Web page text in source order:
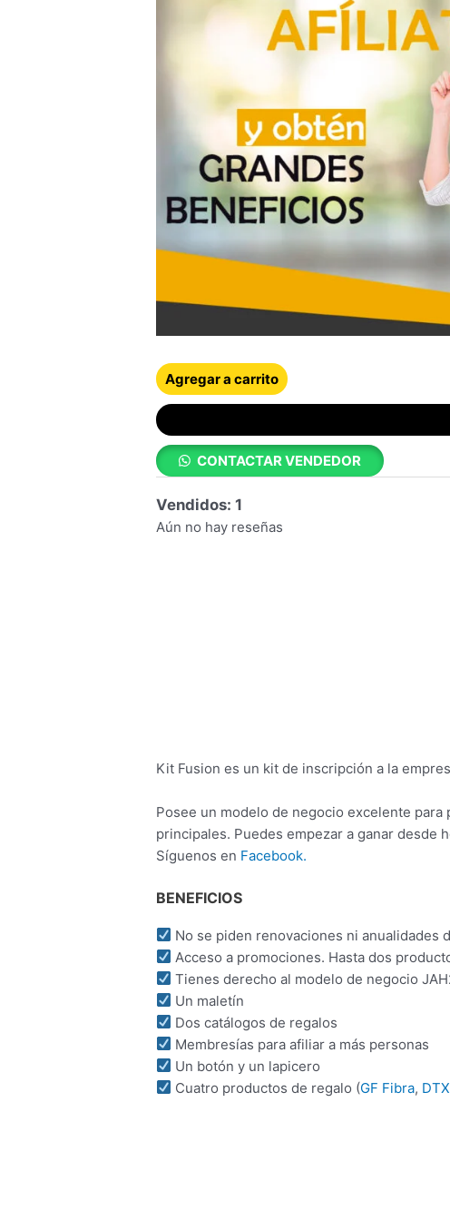
Agregar a carrito
CONTACTAR VENDEDOR
Vendidos: 1
Aún no hay reseñas
Kit Fusion es un kit de inscripción a la
Posee un modelo de negocio excelente
principales. Puedes empezar a ganar desde
Síguenos en Facebook.
BENEFICIOS
No se piden renovaciones ni anualidades
Acceso a promociones. Hasta dos
Tienes derecho al modelo de negocio
Un maletín
Dos catálogos de regalos
Membresías para afiliar a más personas
Un botón y un lapicero
Cuatro productos de regalo (GF Fibra, DTX